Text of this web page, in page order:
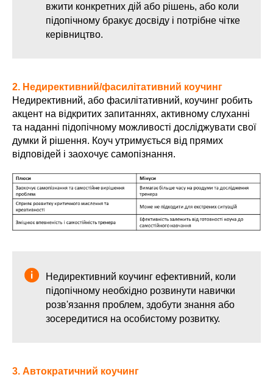
вжити конкретних дій або рішень, або коли
підопічному бракує досвіду і потрібне чітке
керівництво.
2. Недирективний/фасилітативний коучинг
Недирективний, або фасилітативний, коучинг робить
акцент на відкритих запитаннях, активному слуханні
та наданні підопічному можливості досліджувати свої
думки й рішення. Коуч утримується від прямих
відповідей і заохочує самопізнання.
Недирективний коучинг ефективний, коли
підопічному необхідно розвинути навички
розв'язання проблем, здобути знання або
зосередитися на особистому розвитку.
3. Автократичний коучинг